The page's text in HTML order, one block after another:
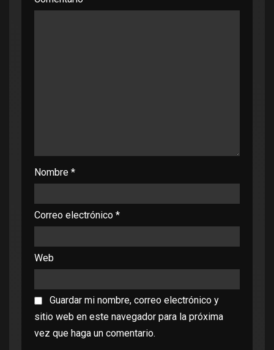
Nombre *
Correo electrónico *
Web
Guardar mi nombre, correo electrónico y
sitio web en este navegador para la próxima
vez que haga un comentario.